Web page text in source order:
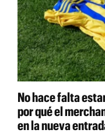
No hace falta
por qué el
en la nueva